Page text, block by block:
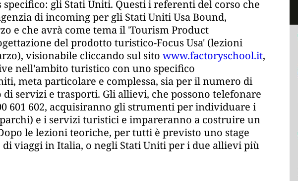
gli Stati Uniti. Questi i referenti del corso che
di incoming per gli Stati Uniti Usa Bound,
e che avrà come tema il 'Tourism Product
del prodotto turistico-Focus Usa' (lezioni
visionabile cliccando sul sito www.factoryschool.it,
nell'ambito turistico con uno specifico
meta particolare e complessa, sia per il numero di
servizi e trasporti. Gli allievi, che possono telefonare
601 602, acquisiranno gli strumenti per individuare i
e i servizi turistici e impareranno a costruire un
le lezioni teoriche, per tutti è previsto uno stage
viaggi in Italia, o negli Stati Uniti per i due allievi più